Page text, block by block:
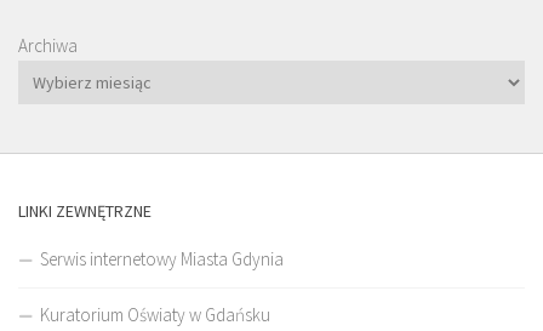
Archiwa
LINKI ZEWNĘTRZNE
Serwis internetowy Miasta Gdynia
Kuratorium Oświaty w Gdańsku